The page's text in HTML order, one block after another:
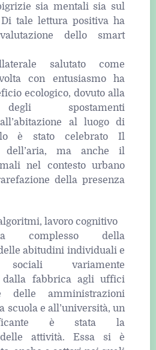
sia mentali sia sul
tale lettura positiva ha
dello smart
salutato come
con entusiasmo ha
ecologico, dovuto alla
spostamenti
al luogo di
è stato celebrato Il
dell’aria, ma anche il
nel contesto urbano
della presenza
lavoro cognitivo
complesso della
abitudini individuali e
variamente
dalla fabbrica agli uffici
amministrazioni
scuola e all’università, un
è stata la
delle attività. Essa si è